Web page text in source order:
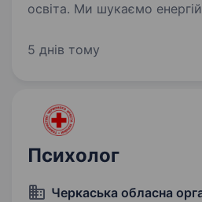
освіта. Ми шукаємо енергійного та
з психічного здоров’я та
Товариства Червоного…
5 днів тому
Психолог
Черкаська обласна